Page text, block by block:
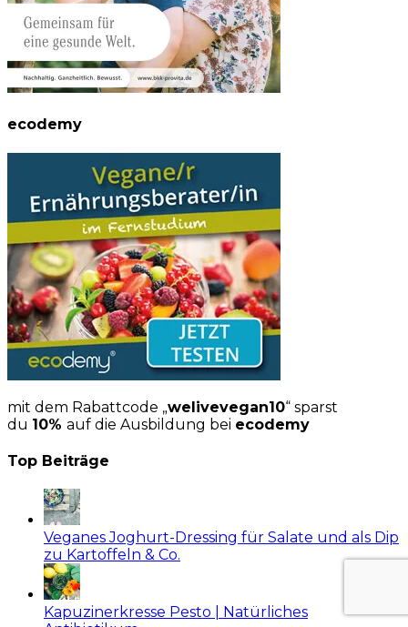
ecodemy
mit dem Rabattcode „welivevegan10“ sparst
du 10% auf die Ausbildung bei ecodemy
Top Beiträge
Veganes Joghurt-Dressing für Salate und als Dip
zu Kartoffeln & Co.
Kapuzinerkresse Pesto | Natürliches